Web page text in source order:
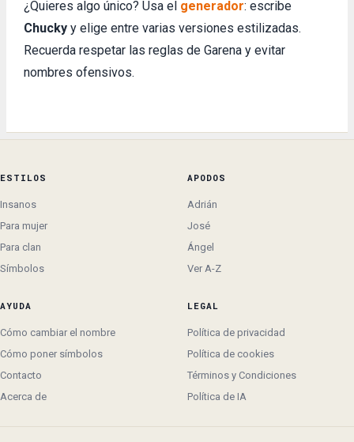
¿Quieres algo único? Usa el generador: escribe
Chucky y elige entre varias versiones estilizadas.
Recuerda respetar las reglas de Garena y evitar
nombres ofensivos.
ESTILOS
Insanos
Para mujer
Para clan
Símbolos
APODOS
Adrián
José
Ángel
Ver A-Z
AYUDA
Cómo cambiar el nombre
Cómo poner símbolos
Contacto
Acerca de
LEGAL
Política de privacidad
Política de cookies
Términos y Condiciones
Política de IA